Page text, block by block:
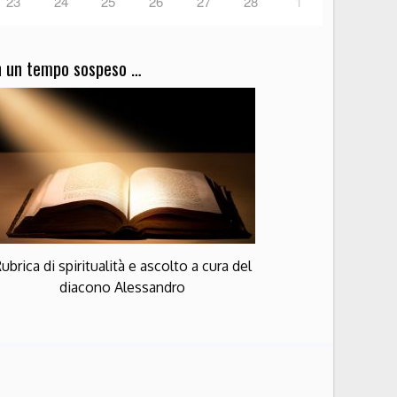
un tempo sospeso …
di spiritualità e ascolto a cura del
diacono Alessandro